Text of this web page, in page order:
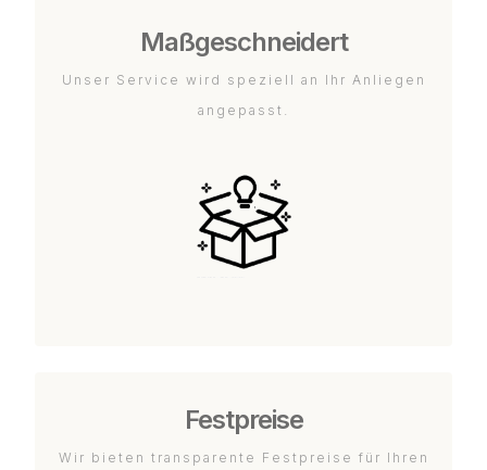
Maßgeschneidert
Unser Service wird speziell an Ihr Anliegen
angepasst.
Festpreise
Wir bieten transparente Festpreise für Ihren